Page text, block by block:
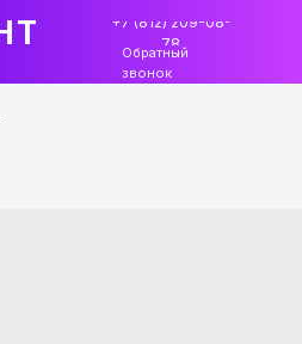
+7 (812) 209-08-
78
Обратный
звонок